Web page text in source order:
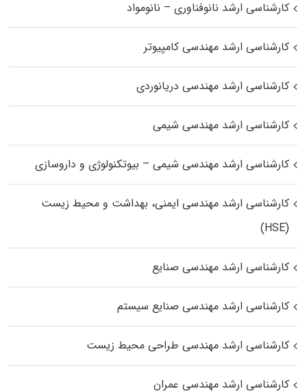
کارشناسی ارشد نانوفناوری – نانومواد
کارشناسی ارشد مهندسی کامپیوتر
کارشناسی ارشد مهندسی دریانوردی
کارشناسی ارشد مهندسی شیمی
کارشناسی ارشد مهندسی شیمی – بیوتکنولوژی و داروسازی
کارشناسی ارشد مهندسی ایمنی، بهداشت و محیط زیست
(HSE)
کارشناسی ارشد مهندسی صنایع
کارشناسی ارشد مهندسی صنایع سیستم
کارشناسی ارشد مهندسی طراحی محیط زیست
کارشناسی ارشد مهندسی عمران